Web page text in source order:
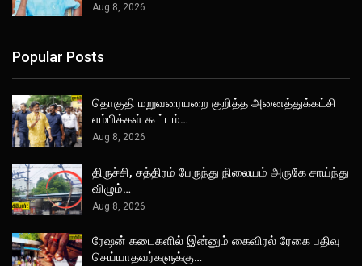
Aug 8, 2026
Popular Posts
தொகுதி மறுவரையறை குறித்த அனைத்துக்கட்சி
எம்பிக்கள் கூட்டம்…
Aug 8, 2026
திருச்சி, சத்திரம் பேருந்து நிலையம் அருகே சாய்ந்து
விழும்…
Aug 8, 2026
ரேஷன் கடைகளில் இன்னும் கைவிரல் ரேகை பதிவு
செய்யாதவர்களுக்கு…